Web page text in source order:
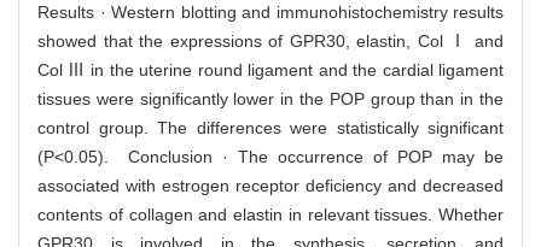
Results · Western blotting and immunohistochemistry results
showed that the expressions of GPR30, elastin, Col Ⅰ and
Col Ⅲ in the uterine round ligament and the cardial ligament
tissues were significantly lower in the POP group than in the
control group. The differences were statistically significant
(P<0.05). Conclusion · The occurrence of POP may be
associated with estrogen receptor deficiency and decreased
contents of collagen and elastin in relevant tissues. Whether
GPR30 is involved in the synthesis, secretion and